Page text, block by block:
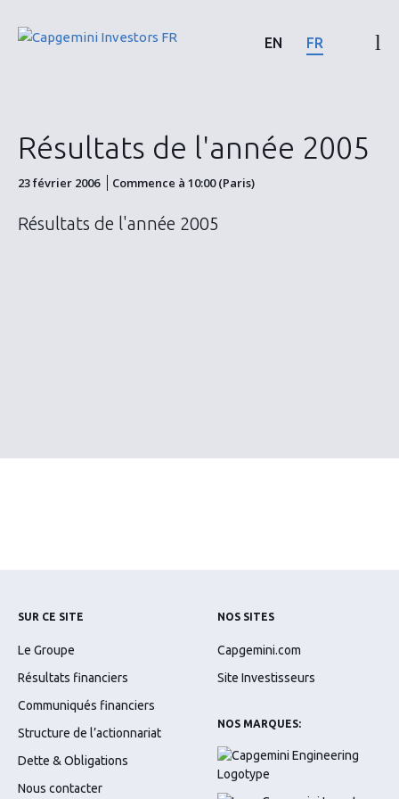
Calendrier & communiqués
Actionnaires
EN FR
Résultats de l'année 2005
23 février 2006 Commence à 10:00 (Paris)
Résultats de l'année 2005
SUR CE SITE
Le Groupe
Résultats financiers
Communiqués financiers
Structure de l’actionnariat
Dette & Obligations
Nous contacter
NOS SITES
Capgemini.com
Site Investisseurs
NOS MARQUES: